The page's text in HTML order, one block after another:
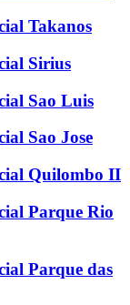
Takanos
Sirius
Sao Luis
Sao Jose
Quilombo II
Parque Rio
Parque das